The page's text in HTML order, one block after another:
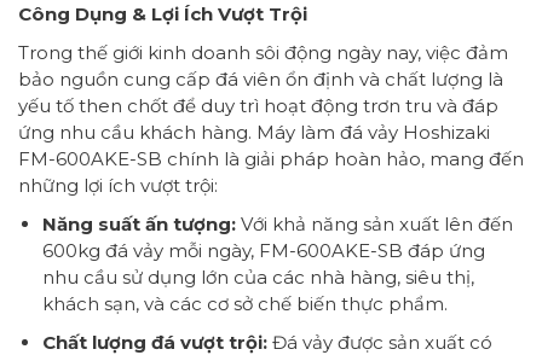
Công Dụng & Lợi Ích Vượt Trội
Trong thế giới kinh doanh sôi động ngày nay, việc đảm
bảo nguồn cung cấp đá viên ổn định và chất lượng là
yếu tố then chốt để duy trì hoạt động trơn tru và đáp
ứng nhu cầu khách hàng. Máy làm đá vảy Hoshizaki
FM-600AKE-SB chính là giải pháp hoàn hảo, mang đến
những lợi ích vượt trội:
Năng suất ấn tượng:Với khả năng sản xuất lên đến
600kg đá vảy mỗi ngày, FM-600AKE-SB đáp ứng
nhu cầu sử dụng lớn của các nhà hàng, siêu thị,
khách sạn, và các cơ sở chế biến thực phẩm.
Chất lượng đá vượt trội:Đá vảy được sản xuất có